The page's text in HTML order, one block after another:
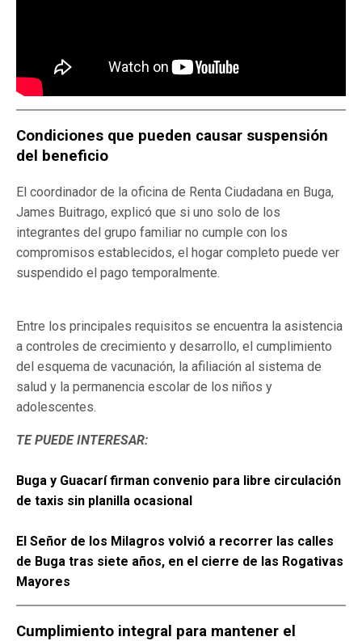
Condiciones que pueden causar suspensión
del beneficio
El coordinador de la oficina de Renta Ciudadana en Buga,
James Buitrago, explicó que si uno solo de los
integrantes del grupo familiar no cumple con los
compromisos establecidos, el hogar completo puede ver
suspendido el pago temporalmente.
Entre los principales requisitos se encuentra la asistencia
a controles de crecimiento y desarrollo, el cumplimiento
del esquema de vacunación, la afiliación al sistema de
salud y la permanencia escolar de los niños y
adolescentes.
TE PUEDE INTERESAR:
Buga y Guacarí firman convenio para libre circulación
de taxis sin planilla ocasional
El Señor de los Milagros volvió a recorrer las calles
de Buga tras siete años, en el cierre de las Rogativas
Mayores
Cumplimiento integral para mantener el